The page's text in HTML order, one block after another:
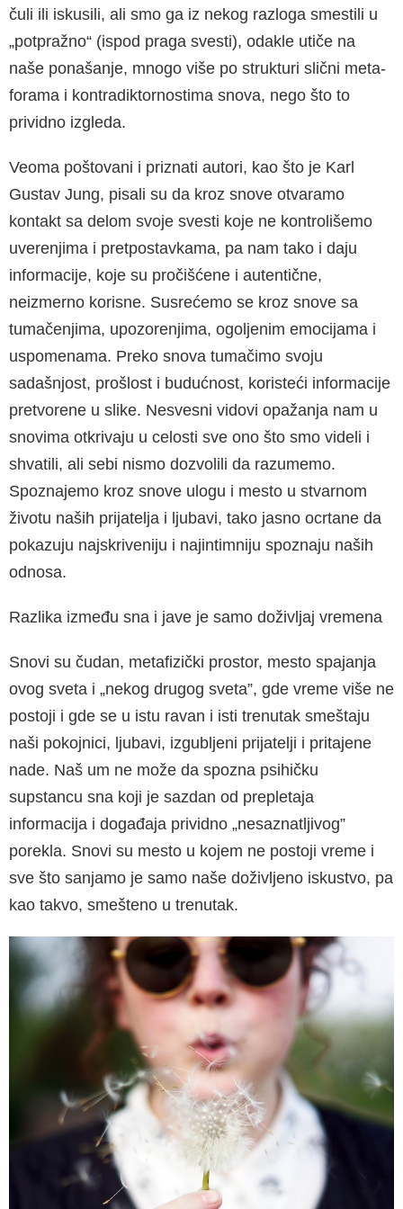
čuli ili iskusili, ali smo ga iz nekog razloga smestili u
„potpraž­no“ (ispod praga svesti), odakle utiče na
naše ponašanje, mnogo više po strukturi slični meta­
forama i kontradiktornostima snova, nego što to
prividno izgleda.
Veoma poštovani i priznati autori, kao što je Karl
Gustav Jung, pisali su da kroz snove otvaramo
kontakt sa delom svoje svesti koje ne kontroliše­mo
uverenjima i pretpostavkama, pa nam tako i daju
informacije, koje su pročišćene i autentične,
neizmerno korisne. Susrećemo se kroz snove sa
tumačenjima, upozorenjima, ogoljenim emocija­ma i
uspomenama. Preko snova tumačimo svoju
sadašnjost, prošlost i budućnost, koristeći infor­macije
pretvorene u slike. Nesvesni vidovi opa­žanja nam u
snovima otkrivaju u celosti sve ono što smo videli i
shvatili, ali sebi nismo dozvolili da razumemo.
Spoznajemo kroz snove ulogu i mesto u stvarnom
životu naših prijatelja i ljuba­vi, tako jasno ocrtane da
pokazuju najskriveniju i najintimniju spoznaju naših
odnosa.
Razlika između sna i jave je samo doživljaj vre­mena
Snovi su čudan, metafizički prostor, mesto spaja­nja
ovog sveta i „nekog drugog sveta”, gde vreme više ne
postoji i gde se u istu ravan i isti trenutak smeštaju
naši pokojnici, ljubavi, izgubljeni prija­telji i pritajene
nade. Naš um ne može da spozna psihičku
supstancu sna koji je sazdan od preple­taja
informacija i događaja prividno „nesaznatlji­vog”
porekla. Snovi su mesto u kojem ne postoji vreme i
sve što sanjamo je samo naše doživljeno iskustvo, pa
kao takvo, smešteno u trenutak.